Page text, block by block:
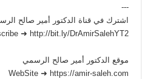
---
اشترك في قناة الدكتور أمير صالح
➜ http://bit.ly/DrAmirSalehYT2
موقع الدكتور أمير صالح الرسمي
WebSite ➜ https://amir-saleh.com